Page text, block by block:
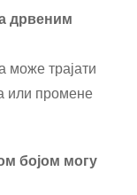
дрвеним
може трајати
или промене
бојом могу